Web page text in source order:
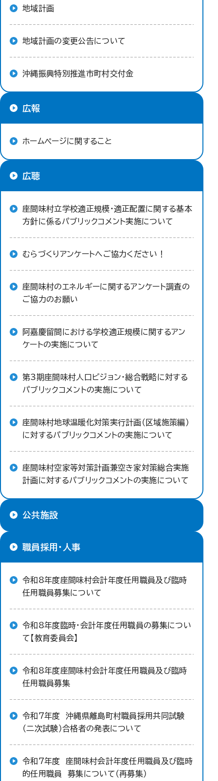
地域計画
地域計画の変更公告について
沖縄振興特別推進市町村交付金
広報
ホームページに関すること
広聴
座間味村立学校適正規模・適正配置に関する基本
方針に係るパブリックコメント実施について
むらづくりアンケートへご協力ください！
座間味村のエネルギーに関するアンケート調査の
ご協力のお願い
阿嘉慶留間における学校適正規模に関するアン
ケートの実施について
第3期座間味村人口ビジョン・総合戦略に対する
パブリックコメントの実施について
座間味村地球温暖化対策実行計画（区域施策編）
に対するパブリックコメントの実施について
座間味村空家等対策計画兼空き家対策総合実施
計画に対するパブリックコメントの実施について
公共施設
職員採用・人事
令和8年度座間味村会計年度任用職員及び臨時
任用職員募集について
令和8年度臨時・会計年度任用職員の募集につい
て【教育委員会】
令和8年度座間味村会計年度任用職員及び臨時
任用職員募集
令和7年度 沖縄県離島町村職員採用共同試験
（二次試験）合格者の発表について
令和7年度 座間味村会計年度任用職員及び臨時
的任用職員 募集について（再募集）